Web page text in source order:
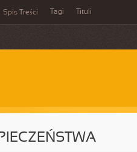
Spis Treści Tagi Tituli